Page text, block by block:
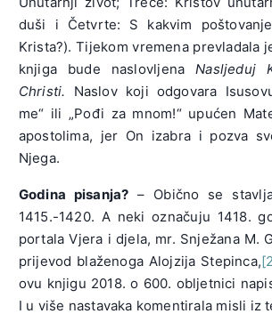
duši i Četvrte: S kakvim
Krista?). Tijekom vremena prevladala
knjiga bude naslovljenaNasljeduj
Christi. Naslov koji odgovara
me“ ili „Pođi za mnom!“ upućen
apostolima, jer On izabra i pozva
Njega.
Godina pisanja? – Obično se
1415.-1420. A neki označuju 1418.
portala Vjera i djela, mr. Snježana M.
prijevod blaženoga Alojzija Stepinca,
ovu knjigu 2018. o 600. obljetnici
I u više nastavaka komentirala misli iz